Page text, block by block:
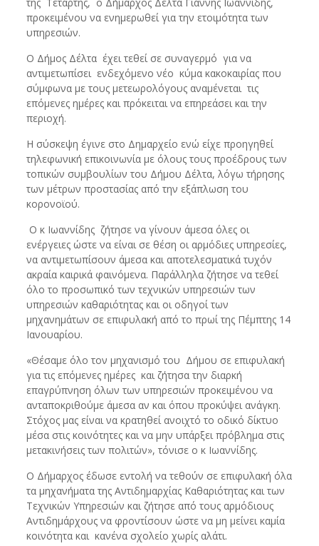
προκειμένου να ενημερωθεί για την ετοιμότητα των
υπηρεσιών.
Ο Δήμος Δέλτα έχει τεθεί σε συναγερμό για να
αντιμετωπίσει ενδεχόμενο νέο κύμα κακοκαιρίας που
σύμφωνα με τους μετεωρολόγους αναμένεται τις
επόμενες ημέρες και πρόκειται να επηρεάσει και την
περιοχή.
Η σύσκεψη έγινε στο Δημαρχείο ενώ είχε προηγηθεί
τηλεφωνική επικοινωνία με όλους τους προέδρους των
τοπικών συμβουλίων του Δήμου Δέλτα, λόγω τήρησης
των μέτρων προστασίας από την εξάπλωση του
κορονοϊού.
Ο κ Ιωαννίδης ζήτησε να γίνουν άμεσα όλες οι
ενέργειες ώστε να είναι σε θέση οι αρμόδιες υπηρεσίες,
να αντιμετωπίσουν άμεσα και αποτελεσματικά τυχόν
ακραία καιρικά φαινόμενα. Παράλληλα ζήτησε να τεθεί
όλο το προσωπικό των τεχνικών υπηρεσιών των
υπηρεσιών καθαριότητας και οι οδηγοί των
μηχανημάτων σε επιφυλακή από το πρωί της Πέμπτης 14
Ιανουαρίου.
«Θέσαμε όλο τον μηχανισμό του Δήμου σε επιφυλακή
για τις επόμενες ημέρες και ζήτησα την διαρκή
επαγρύπνηση όλων των υπηρεσιών προκειμένου να
ανταποκριθούμε άμεσα αν και όπου προκύψει ανάγκη.
Στόχος μας είναι να κρατηθεί ανοιχτό το οδικό δίκτυο
μέσα στις κοινότητες και να μην υπάρξει πρόβλημα στις
μετακινήσεις των πολιτών», τόνισε ο κ Ιωαννίδης.
Ο Δήμαρχος έδωσε εντολή να τεθούν σε επιφυλακή όλα
τα μηχανήματα της Αντιδημαρχίας Καθαριότητας και των
Τεχνικών Υπηρεσιών και ζήτησε από τους αρμόδιους
Αντιδημάρχους να φροντίσουν ώστε να μη μείνει καμία
κοινότητα και κανένα σχολείο χωρίς αλάτι.